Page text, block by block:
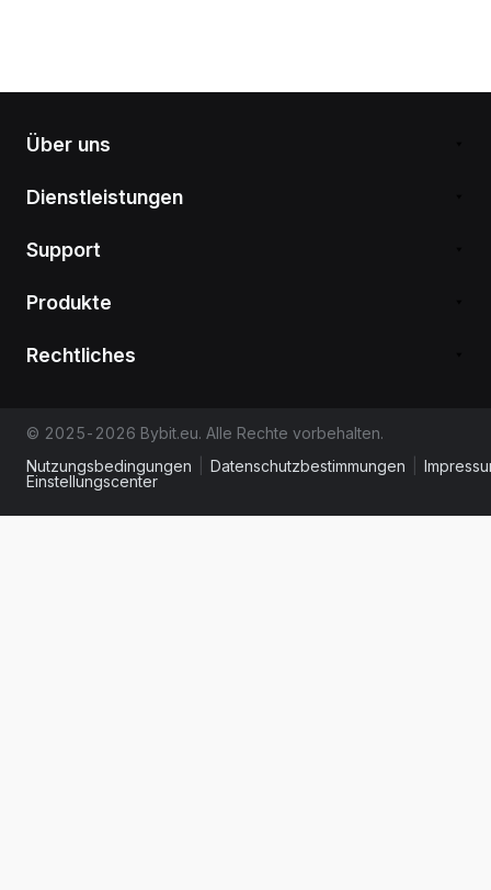
Über uns
Dienstleistungen
Support
Produkte
Rechtliches
© 2025-2026 Bybit.eu. Alle Rechte vorbehalten.
Nutzungsbedingungen
Datenschutzbestimmungen
Einstellungscenter